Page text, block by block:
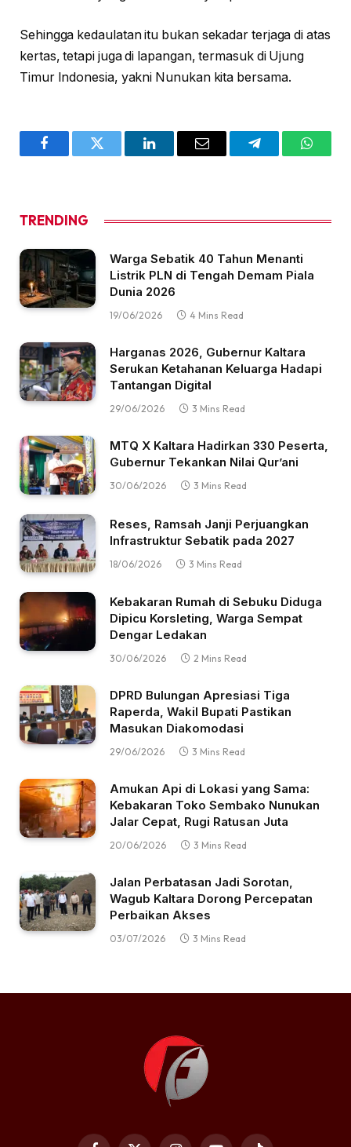
Sehingga kedaulatan itu bukan sekadar terjaga di atas
kertas, tetapi juga di lapangan, termasuk di Ujung
Timur Indonesia, yakni Nunukan kita bersama.
FacebookTwitter LinkedInEmail Telegram
TRENDING
Warga Sebatik 40 Tahun Menanti
Listrik PLN di Tengah Demam Piala
Dunia 2026
19/06/2026 4 Mins Read
Harganas 2026, Gubernur Kaltara
Serukan Ketahanan Keluarga Hadapi
Tantangan Digital
29/06/2026 3 Mins Read
MTQ X Kaltara Hadirkan 330 Peserta,
Gubernur Tekankan Nilai Qur’ani
30/06/2026 3 Mins Read
Reses, Ramsah Janji Perjuangkan
Infrastruktur Sebatik pada 2027
18/06/2026 3 Mins Read
Kebakaran Rumah di Sebuku Diduga
Dipicu Korsleting, Warga Sempat
Dengar Ledakan
30/06/2026 2 Mins Read
DPRD Bulungan Apresiasi Tiga
Raperda, Wakil Bupati Pastikan
Masukan Diakomodasi
29/06/2026 3 Mins Read
Amukan Api di Lokasi yang Sama:
Kebakaran Toko Sembako Nunukan
Jalar Cepat, Rugi Ratusan Juta
20/06/2026 3 Mins Read
Jalan Perbatasan Jadi Sorotan,
Wagub Kaltara Dorong Percepatan
Perbaikan Akses
03/07/2026 3 Mins Read